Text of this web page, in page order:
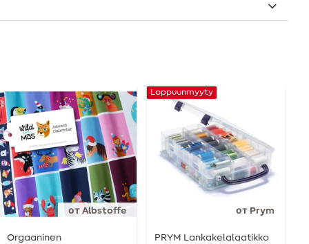
от Albstoffe
Orgaaninen
от Prym
Loppuunmyyty
PRYM Lankakelalaatikko